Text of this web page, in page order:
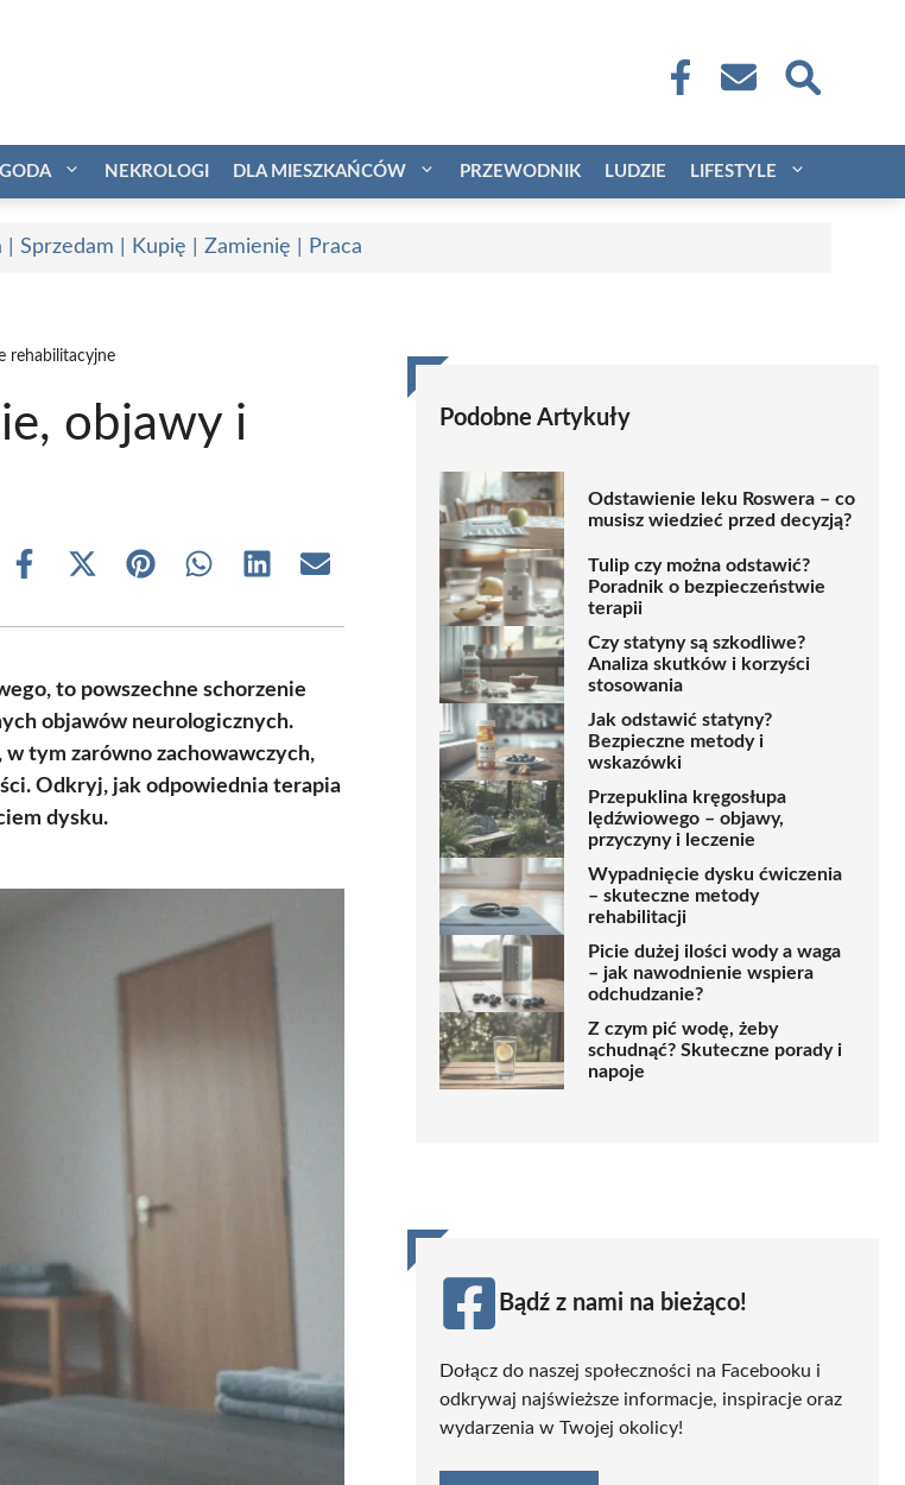
NEKROLOGI DLA MIESZKAŃCÓW PRZEWODNIK LUDZIE LIFESTYLE
| Sprzedam | Kupię | Zamienię | Praca
rehabilitacyjne
objawy i
Share
Share
(Twitter)
Share Share Share Share
to powszechne schorzenie
objawów neurologicznych.
tym zarówno zachowawczych,
Odkryj, jak odpowiednia terapia
dysku.
Podobne Artykuły
Odstawienie leku Roswera – co
musisz wiedzieć przed decyzją?
Tulip czy można odstawić?
Poradnik o bezpieczeństwie
terapii
Czy statyny są szkodliwe?
Analiza skutków i korzyści
stosowania
Jak odstawić statyny?
Bezpieczne metody i
wskazówki
Przepuklina kręgosłupa
lędźwiowego – objawy,
przyczyny i leczenie
Wypadnięcie dysku ćwiczenia
– skuteczne metody
rehabilitacji
Picie dużej ilości wody a waga
– jak nawodnienie wspiera
odchudzanie?
Z czym pić wodę, żeby
schudnąć? Skuteczne porady i
napoje
Bądź z nami na bieżąco!
Dołącz do naszej społeczności na Facebooku i
odkrywaj najświeższe informacje, inspiracje oraz
wydarzenia w Twojej okolicy!